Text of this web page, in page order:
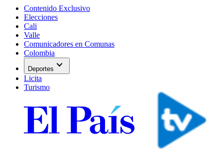
Contenido Exclusivo
Elecciones
Cali
Valle
Comunicadores en Comunas
Colombia
Deportes expand_more
Licita
Turismo